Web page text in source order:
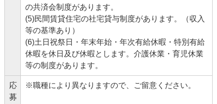
の共済会制度があります。
(5)民間賃貸住宅の社宅貸与制度があります。（収入
等の基準あり）
(6)土日祝祭日・年末年始・年次有給休暇・特別有給
休暇を休日及び休暇とします。介護休業・育児休業
等の制度があります。
応
募
※職種により異なりますので、ご留意ください。